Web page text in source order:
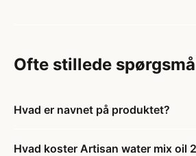
Ofte stillede
Hvad er navnet på produktet?
Hvad koster Artisan water mix oil